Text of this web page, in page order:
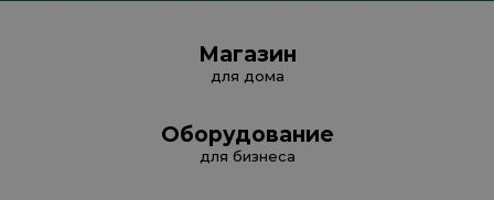
Магазин
для дома
Оборудование
для бизнеса